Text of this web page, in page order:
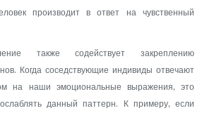
производит в ответ на чувственный
также содействует закреплению
Когда соседствующие индивиды отвечают
на наши эмоциональные выражения, это
данный паттерн. К примеру, если